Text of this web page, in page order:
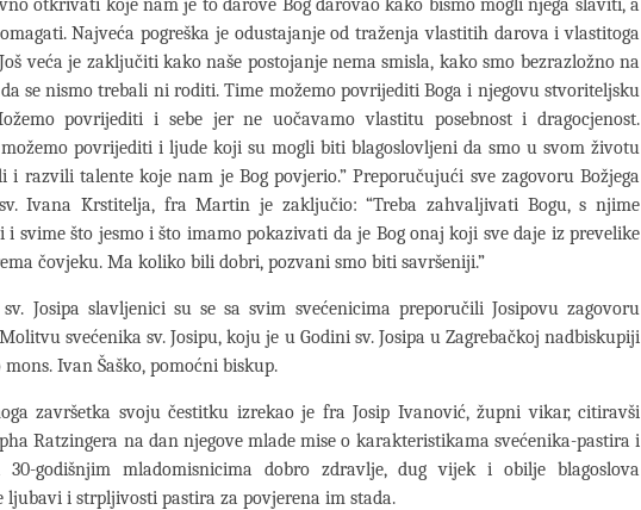
otkrivati koje nam je to darove Bog darovao kako bismo mogli njega slaviti, a
Najveća pogreška je odustajanje od traženja vlastitih darova i vlastitoga
veća je zaključiti kako naše postojanje nema smisla, kako smo bezrazložno na
se nismo trebali ni roditi. Time možemo povrijediti Boga i njegovu stvoriteljsku
povrijediti i sebe jer ne uočavamo vlastitu posebnost i dragocjenost.
povrijediti i ljude koji su mogli biti blagoslovljeni da smo u svom životu
i razvili talente koje nam je Bog povjerio.” Preporučujući sve zagovoru Božjega
Ivana Krstitelja, fra Martin je zaključio: “Treba zahvaljivati Bogu, s njime
i svime što jesmo i što imamo pokazivati da je Bog onaj koji sve daje iz prevelike
čovjeku. Ma koliko bili dobri, pozvani smo biti savršeniji.”
Josipa slavljenici su se sa svim svećenicima preporučili Josipovu zagovoru
svećenika sv. Josipu, koju je u Godini sv. Josipa u Zagrebačkoj nadbiskupiji
Ivan Šaško, pomoćni biskup.
završetka svoju čestitku izrekao je fra Josip Ivanović, župni vikar, citiravši
Ratzingera na dan njegove mlade mise o karakteristikama svećenika-pastira i
30-godišnjim mladomisnicima dobro zdravlje, dug vijek i obilje blagoslova
ljubavi i strpljivosti pastira za povjerena im stada.